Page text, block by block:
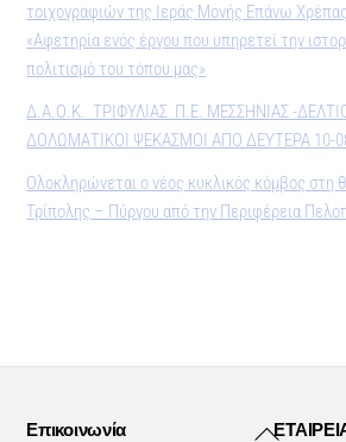
τοιχογραφιών της Ιεράς Μονής Επάνω
«Αφετηρία ενός έργου που υπηρετεί την
πολιτισμό του τόπου μας»
Δ.Α.Ο.Κ. ΤΡΙΦΥΛΙΑΣ Π.Ε. ΜΕΣΣΗΝΙΑΣ -
ΔΟΛΩΜΑΤΙΚΟΙ ΨΕΚΑΣΜΟΙ ΑΠΟ ΔΕΥΤΕΡΑ 10-
Ολοκληρώνεται ο νέος κυκλικός κόμβος στη
Τρίπολης – Πύργου από την Περιφέρεια
Back
Επικοινωνία